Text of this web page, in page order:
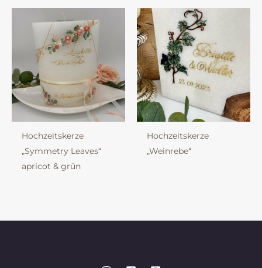
Hochzeitskerze
„Symmetry Leaves“
apricot & grün
Hochzeitskerze
„Weinrebe“